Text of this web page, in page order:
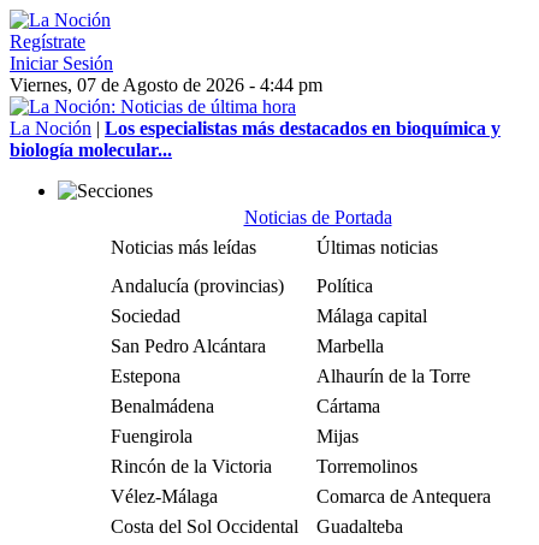
Regístrate
Iniciar Sesión
Viernes, 07 de Agosto de 2026 - 4:44 pm
La Noción | Los especialistas más destacados en bioquímica y
biología molecular...
Noticias de Portada
Noticias más leídas
Últimas noticias
Andalucía (provincias)
Política
Sociedad
Málaga capital
San Pedro Alcántara
Marbella
Estepona
Alhaurín de la Torre
Benalmádena
Cártama
Fuengirola
Mijas
Rincón de la Victoria
Torremolinos
Vélez-Málaga
Comarca de Antequera
Costa del Sol Occidental
Guadalteba